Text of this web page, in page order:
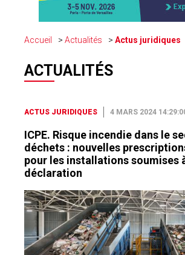
Accueil Actualités Actus juridiques
ACTUALITÉS
ACTUS JURIDIQUES 4 MARS 2024
ICPE. Risque incendie dans le
déchets : nouvelles
pour les installations soumises
déclaration